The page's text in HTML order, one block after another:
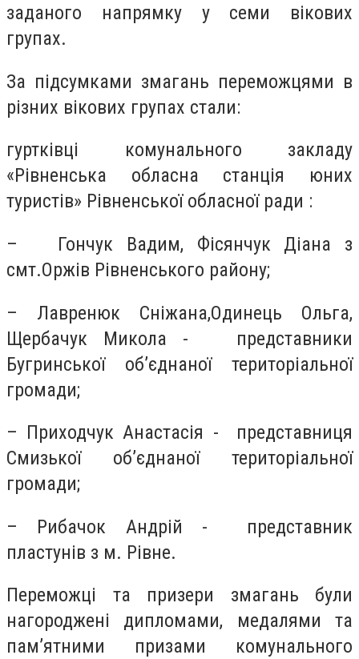
заданого напрямку у семи вікових
групах.
За підсумками змагань переможцями в
різних вікових групах стали:
гуртківці комунального закладу
«Рівненська обласна станція юних
туристів» Рівненської обласної ради :
– Гончук Вадим, Фісянчук Діана з
смт.Оржів Рівненського району;
– Лавренюк Сніжана,Одинець Ольга,
Щербачук Микола - представники
Бугринської об’єднаної територіальної
громади;
– Приходчук Анастасія - представниця
Смизької об’єднаної територіальної
громади;
– Рибачок Андрій - представник
пластунів з м. Рівне.
Переможці та призери змагань були
нагороджені дипломами, медалями та
пам’ятними призами комунального